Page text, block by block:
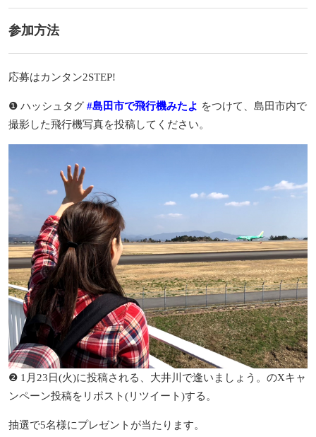
参加方法
応募はカンタン2STEP!
❶ ハッシュタグ#島田市で飛行機みたよ をつけて、島田市内で
撮影した飛行機写真を投稿してください。
❷ 1月23日(火)に投稿される、大井川で逢いましょう。のXキャ
ンペーン投稿をリポスト(リツイート)する。
抽選で5名様にプレゼントが当たります。